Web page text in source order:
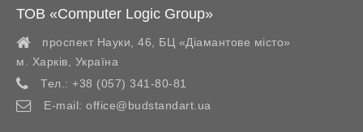
ТОВ «Computer Logic Group»
проспект Науки, 46, БЦ «Діамантове місто»
м. Харків
Україна
Тел.: +38 (057) 341-80-81
E-mail: office@budstandart.ua